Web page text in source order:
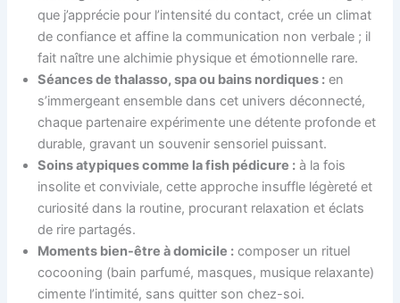
que j’apprécie pour l’intensité du contact, crée un climat
de confiance et affine la communication non verbale ; il
fait naître une alchimie physique et émotionnelle rare.
Séances de thalasso, spa ou bains nordiques : en
s’immergeant ensemble dans cet univers déconnecté,
chaque partenaire expérimente une détente profonde et
durable, gravant un souvenir sensoriel puissant.
Soins atypiques comme la fish pédicure : à la fois
insolite et conviviale, cette approche insuffle légèreté et
curiosité dans la routine, procurant relaxation et éclats
de rire partagés.
Moments bien-être à domicile : composer un rituel
cocooning (bain parfumé, masques, musique relaxante)
cimente l’intimité, sans quitter son chez-soi.